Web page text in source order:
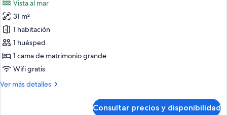
mar
fotos
de
Habitación
Premium
doble
de
individual,
Vista al mar
31 m²
1 habitación
1 huésped
1 cama de matrimonio grande
Wifi gratis
Ver más detalles
Más
Consultar precios y disponibilidad